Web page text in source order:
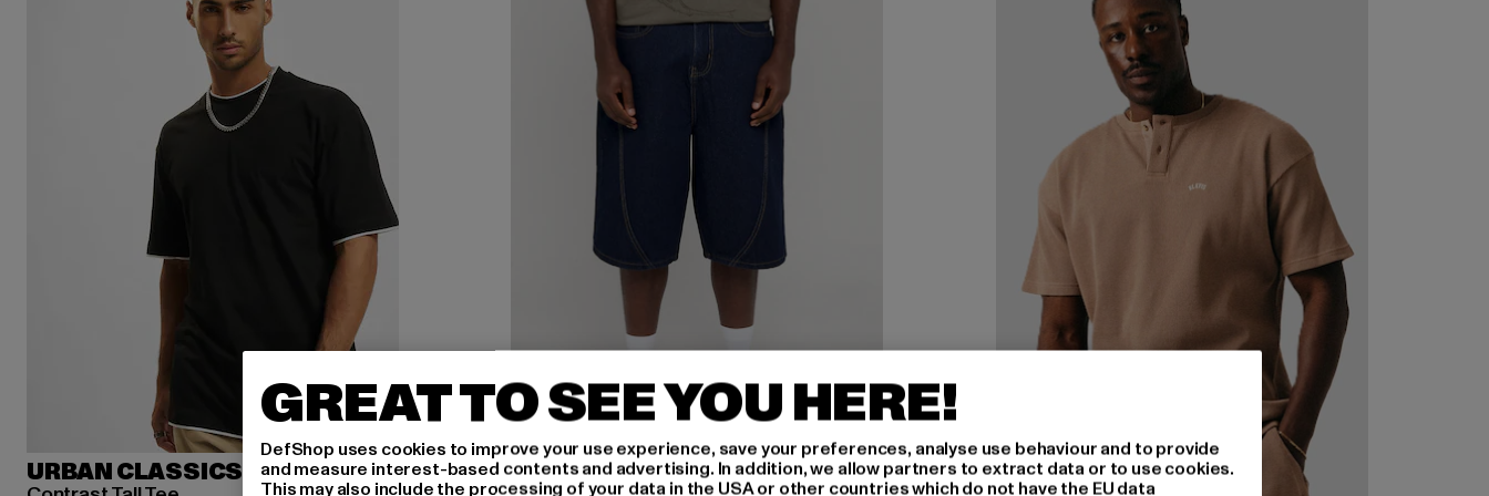
URBAN CLASSICS
GREAT TO SEE YOU HERE!
DefShop uses cookies to improve your use experience, save your preferences, analyse use behaviour and to provide
and measure interest-based contents and advertising. In addition, we allow partners to extract data or to use cookies.
This may also include the processing of your data in the USA or other countries which do not have the EU data